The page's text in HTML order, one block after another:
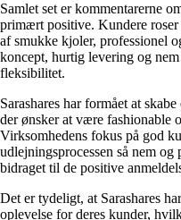
Samlet set er kommentarerne
primært positive. Kundere
af smukke kjoler, professionel
koncept, hurtig levering og
fleksibilitet.
Sarashares har formået at
der ønsker at være fashionable
Virksomhedens fokus på god
udlejningsprocessen så nem
bidraget til de positive
Det er tydeligt, at Sarashares
oplevelse for deres kunder,